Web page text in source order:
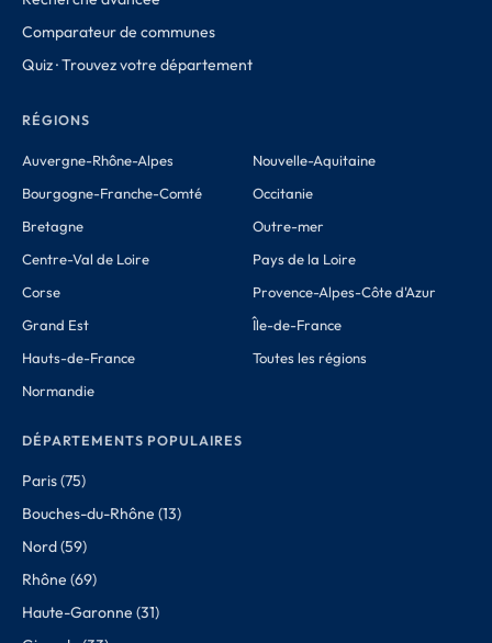
Comparateur de communes
Quiz · Trouvez votre département
RÉGIONS
Auvergne-Rhône-Alpes
Bourgogne-Franche-Comté
Bretagne
Centre-Val de Loire
Corse
Grand Est
Hauts-de-France
Normandie
Nouvelle-Aquitaine
Occitanie
Outre-mer
Pays de la Loire
Provence-Alpes-Côte d'Azur
Île-de-France
Toutes les régions
DÉPARTEMENTS POPULAIRES
Paris (75)
Bouches-du-Rhône (13)
Nord (59)
Rhône (69)
Haute-Garonne (31)